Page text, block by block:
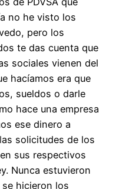
no he visto los
pero los
te das cuenta que
sociales vienen del
hacíamos era que
sueldos o darle
hace una empresa
ese dinero a
solicitudes de los
sus respectivos
Nunca estuvieron
se hicieron los